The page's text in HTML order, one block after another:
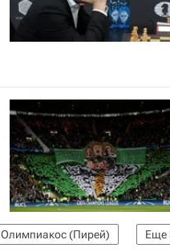
Еще
Олимпиакос (Пирей)